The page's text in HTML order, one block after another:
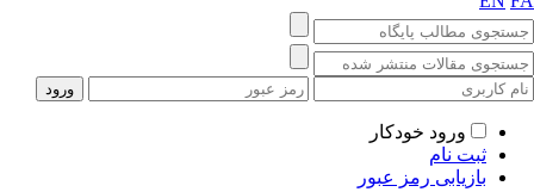
ورود خودکار
ثبت نام
بازیابی رمز عبور